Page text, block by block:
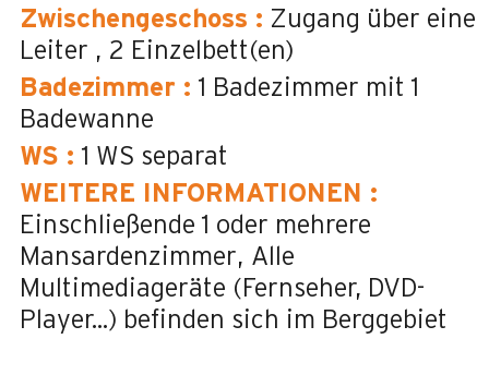
Zwischengeschoss : Zugang über eine
Leiter
2 Einzelbett(en)
Badezimmer : 1 Badezimmer mit 1
Badewanne
WS : 1 WS separat
WEITERE INFORMATIONEN :
Einschließende 1 oder mehrere
Mansardenzimmer
Alle
Multimediageräte (Fernseher, DVD-
Player...) befinden sich im Berggebiet